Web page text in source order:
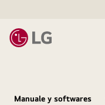
Manuale y softwares